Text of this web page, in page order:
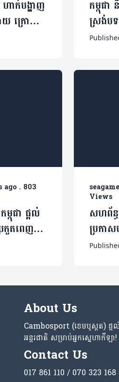
ក់បង្ហាញ
យ ក្រោយ
ចាក
កម្ពុជា
ស្រង់ប
អតីតម្ច
ago . 803
ពុជា ផ្តល់
កួតពេញ
យកីឡា
seagame
Views
សហព័ន្
ប្រកា
ចំនួន២
About Us
Cambosport (ខេមបូស្ពត) ផ្
អន្តរជាតិ សម្រាប់អ្នកស្នេហាកីឡា!
Contact Us
017 861 110 / 070 323 168